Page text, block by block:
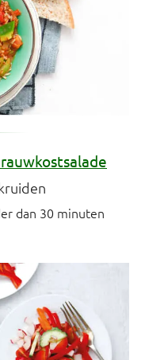
dan 30 minuten